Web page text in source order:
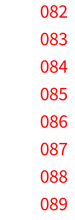
082
083
084
085
086
087
088
089